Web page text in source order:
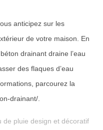
anticipez sur les
de votre maison. En
drainant draine l’eau
des flaques d’eau
parcourez la
drainant/.
de pluie design et décoratif